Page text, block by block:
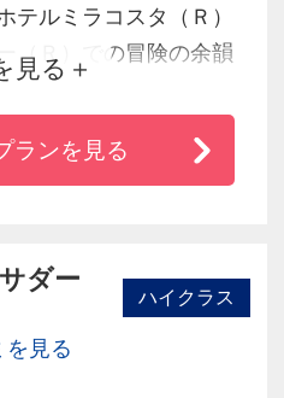
テルミラコスタ（Ｒ）
（Ｒ）での冒険の余韻
中に宿泊できるディズ
ホテルです。
コンセプトにした上質
見る
ランを見る
ダー
ハイクラス
を見る